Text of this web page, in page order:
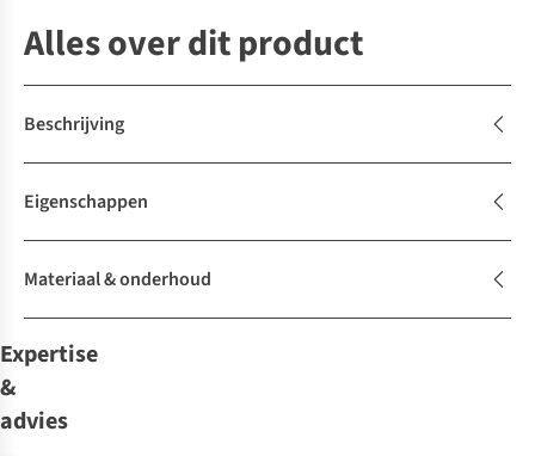
Alles over dit product
Beschrijving
Eigenschappen
Materiaal & onderhoud
Expertise
&
advies